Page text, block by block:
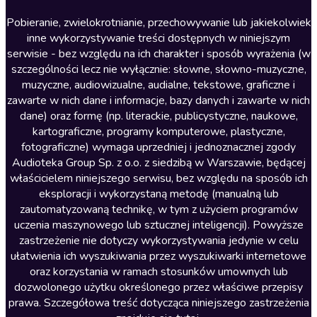
Literatura anglojęzyczna
Literatura faktu
Literatura obyczajowa
Literatura piękna obca
Literatura piękna polska
Nagrania relaksacyjne
Nauka języków
Nauki humanistyczne
Podcasty i audycje
Polityka
Prasa
Religia
Romans
Pobieranie, zwielokrotnianie, przechowywanie lub jakiekolwiek
inne wykorzystywanie treści dostępnych w niniejszym
serwisie - bez względu na ich charakter i sposób wyrażenia (w
szczególności lecz nie wyłącznie: słowne, słowno-muzyczne,
muzyczne, audiowizualne, audialne, tekstowe, graficzne i
zawarte w nich dane i informacje, bazy danych i zawarte w nich
dane) oraz formę (np. literackie, publicystyczne, naukowe,
kartograficzne, programy komputerowe, plastyczne,
fotograficzne) wymaga uprzedniej i jednoznacznej zgody
Audioteka Group Sp. z o.o. z siedzibą w Warszawie, będącej
właścicielem niniejszego serwisu, bez względu na sposób ich
eksploracji i wykorzystaną metodę (manualną lub
zautomatyzowaną technikę, w tym z użyciem programów
uczenia maszynowego lub sztucznej inteligencji). Powyższe
zastrzeżenie nie dotyczy wykorzystywania jedynie w celu
ułatwienia ich wyszukiwania przez wyszukiwarki internetowe
oraz korzystania w ramach stosunków umownych lub
dozwolonego użytku określonego przez właściwe przepisy
prawa. Szczegółowa treść dotycząca niniejszego zastrzeżenia